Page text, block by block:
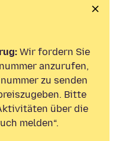
Wir fordern Sie
anzurufen,
zu senden
Bitte
über die
melden“.